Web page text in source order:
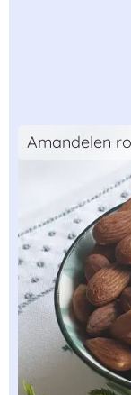
Amandelen